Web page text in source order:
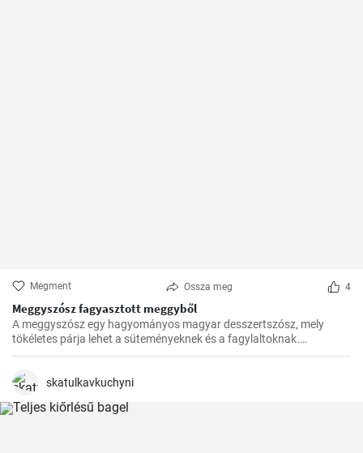
Megment Ossza meg 4
Meggyszósz fagyasztott meggyből
A meggyszósz egy hagyományos magyar desszertszósz, mely
tökéletes párja lehet a süteményeknek és a fagylaltoknak.
Fagyasztott meggyből készítve pedig bármikor élvezhetjük ezt a
skatulkavkuchyni